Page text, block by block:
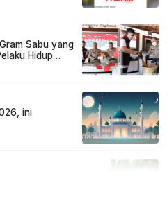
Sabu yang
Hidup
ini